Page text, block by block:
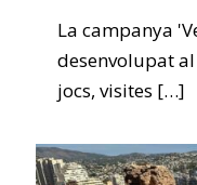
La campanya
desenvolupat
jocs, visites […]